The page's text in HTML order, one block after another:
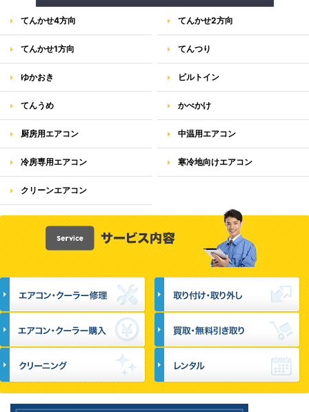
てんかせ4方向 てんかせ2方向
てんかせ1方向 てんつり
ゆかおき ビルトイン
てんうめ かべかけ
厨房用エアコン 中温用エアコン
冷房専用エアコン 寒冷地向けエアコン
クリーンエアコン